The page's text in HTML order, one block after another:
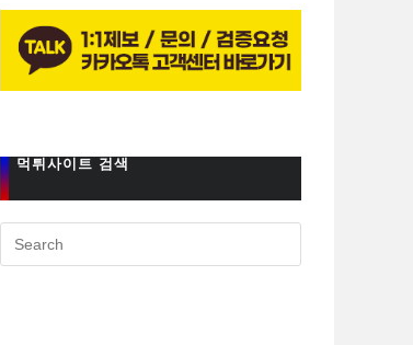
먹튀사이트 검색
Escape